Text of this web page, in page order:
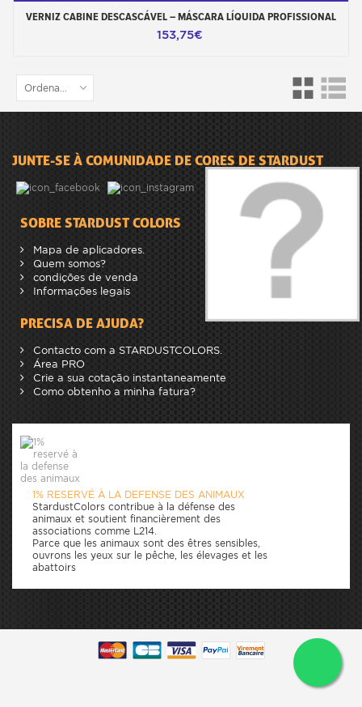
VERNIZ CABINE DESCASCÁVEL – MÁSCARA LÍQUIDA PROFISSIONAL
153,75€
Ordenar por
JUNTE-SE À COMUNIDADE DE CORES DE STARDUST
SOBRE STARDUST COLORS
Mapa de aplicadores.
Quem somos?
condições de venda
Informações legais
PRECISA DE AJUDA?
Contacto com a STARDUSTCOLORS.
Área PRO
Crie a sua cotação instantaneamente
Como obtenho a minha fatura?
1% RESERVÉ À LA DEFENSE DES ANIMAUX
StardustColors contribue à la défense des
animaux et soutient financièrement des
associations comme L214.
Parce que les animaux sont des êtres sensibles,
ouvrons les yeux sur le pêche, les élevages et les
abattoirs